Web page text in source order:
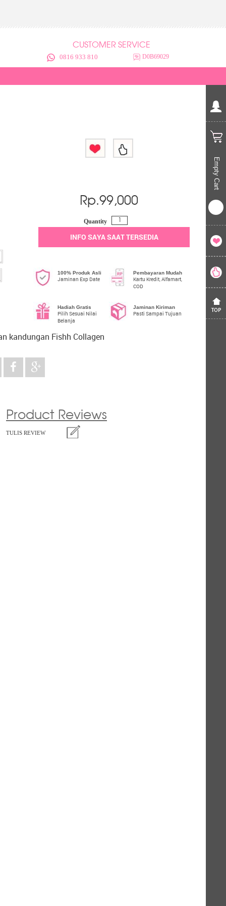
Empty Cart
CUSTOMER SERVICE
0816 933 810 D0B69029
Rp.99,000
Quantity
INFO SAYA SAAT TERSEDIA
100% Produk Asli
Jaminan Exp Date
Pembayaran Mudah
Kartu Kredit, Alfamart,
COD
Hadiah Gratis
Pilih Sesuai Nilai
Belanja
Jaminan Kiriman
Pasti Sampai Tujuan
kandungan Fishh Collagen
Product Reviews
TULIS REVIEW